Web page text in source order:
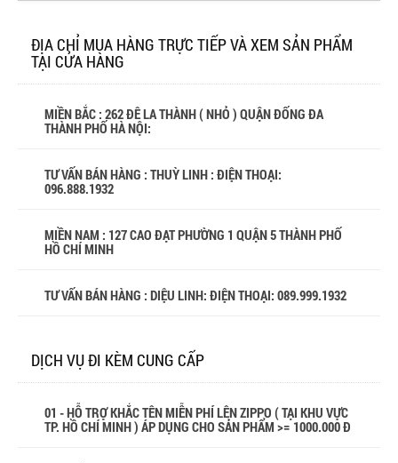
ĐỊA CHỈ MUA HÀNG TRỰC TIẾP VÀ XEM SẢN PHẨM
TẠI CỬA HÀNG
MIỀN BẮC : 262 ĐÊ LA THÀNH ( NHỎ ) QUẬN ĐỐNG ĐA
THÀNH PHỐ HÀ NỘI:
TƯ VẤN BÁN HÀNG : THUỲ LINH : ĐIỆN THOẠI:
096.888.1932
MIỀN NAM : 127 CAO ĐẠT PHƯỜNG 1 QUẬN 5 THÀNH PHỐ
HỒ CHÍ MINH
TƯ VẤN BÁN HÀNG : DIỆU LINH: ĐIỆN THOẠI: 089.999.1932
DỊCH VỤ ĐI KÈM CUNG CẤP
01 - HỖ TRỢ KHẮC TÊN MIỄN PHÍ LÊN ZIPPO ( TẠI KHU VỰC
TP. HỒ CHÍ MINH ) ÁP DỤNG CHO SẢN PHẨM >= 1000.000 Đ